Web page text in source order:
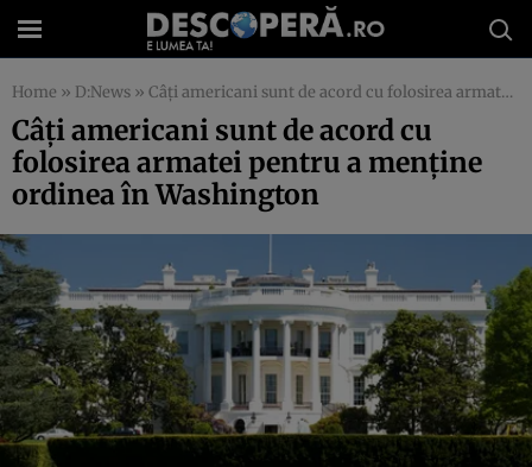
Home » D:News » Câți americani sunt de acord cu folosirea armatei pentru a menține ordinea în Washington
Câți americani sunt de acord cu
folosirea armatei pentru a menține
ordinea în Washington